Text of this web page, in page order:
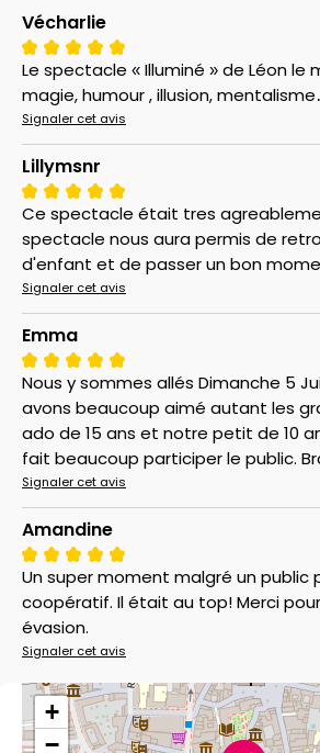
Vécharlie
Le spectacle « Illuminé » de Léon le
magie, humour , illusion,
Signaler cet avis
Lillymsnr
Ce spectacle était tres
spectacle nous aura permis de
d'enfant et de passer un bon
Signaler cet avis
Emma
Nous y sommes allés Dimanche 5
avons beaucoup aimé autant les
ado de 15 ans et notre petit de 10
fait beaucoup participer le public.
Signaler cet avis
Amandine
Un super moment malgré un public
coopératif. Il était au top! Merci
évasion.
Signaler cet avis
+
−